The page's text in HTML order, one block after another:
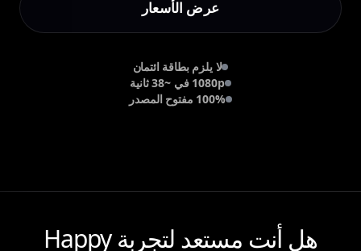
عرض الأسعار
لا يلزم بطاقة ائتمان
1080p في ~38 ثانية
100% مفتوح المصدر
هل أنت مستعد لتجربة Happy